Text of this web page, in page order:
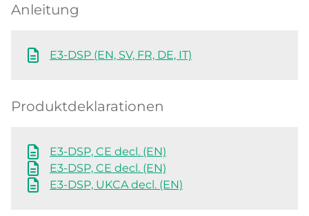
Anleitung
E3-DSP (EN, SV, FR, DE, IT)
Produktdeklarationen
E3-DSP, CE decl. (EN)
E3-DSP, CE decl. (EN)
E3-DSP, UKCA decl. (EN)